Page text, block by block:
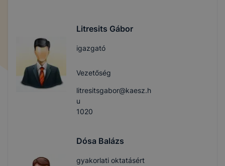
Litresits Gábor
igazgató
Vezetőség
litresitsgabor@kaesz.h
u
1020
Dósa Balázs
gyakorlati oktatásért